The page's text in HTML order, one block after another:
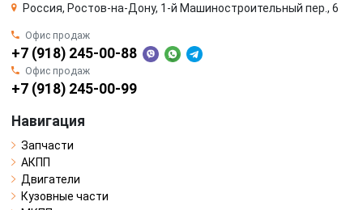
Россия, Ростов-на-Дону, 1-й Машиностроительный пер., 6
Офис продаж
+7 (918) 245-00-88
Офис продаж
+7 (918) 245-00-99
Навигация
Запчасти
АКПП
Двигатели
Кузовные части